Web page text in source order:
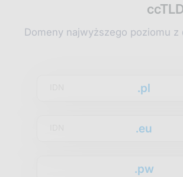
Domeny najwyższego poziomu
.pl
.eu
.pw